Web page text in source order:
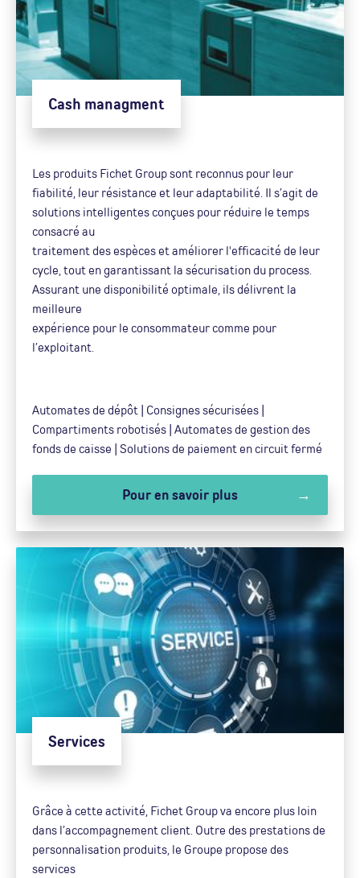
Cash managment
Les produits Fichet Group sont reconnus pour leur
fiabilité, leur résistance et leur adaptabilité. Il s’agit de
solutions intelligentes conçues pour réduire le temps
consacré au
traitement des espèces et améliorer l'efficacité de leur
cycle, tout en garantissant la sécurisation du process.
Assurant une disponibilité optimale, ils délivrent la
meilleure
expérience pour le consommateur comme pour
l’exploitant.
Automates de dépôt | Consignes sécurisées |
Compartiments robotisés | Automates de gestion des
fonds de caisse | Solutions de paiement en circuit fermé
Pour en savoir plus
Services
Grâce à cette activité, Fichet Group va encore plus loin
dans l’accompagnement client. Outre des prestations de
personnalisation produits, le Groupe propose des
services